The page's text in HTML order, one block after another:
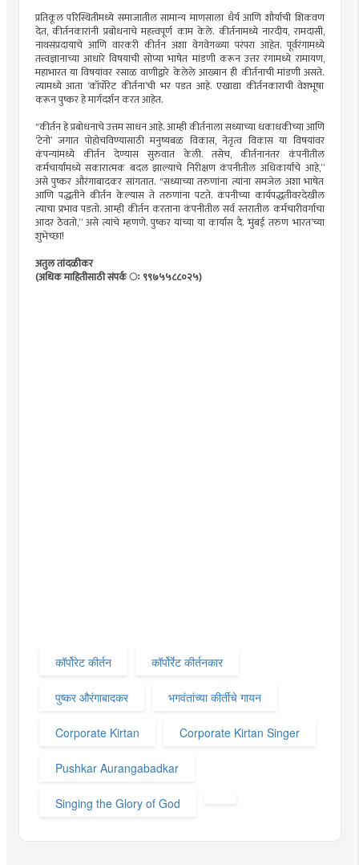
प्रतिकूल परिस्थितीमध्ये समाजातील सामान्य माणसाला धैर्य आणि शौर्याची शिकवण
देत, कीर्तनकारांनी प्रबोधनाचे महत्त्वपूर्ण काम केले. कीर्तनामध्ये नारदीय, रामदासी,
नाथसंप्रदायाचे आणि वारकरी कीर्तन अशा वेगवेगळ्या परंपरा आहेत. पूर्वरंगामध्ये
तत्त्वज्ञानाच्या आधारे विषयाची सोप्या भाषेत मांडणी करून उत्तर रंगामध्ये रामायण,
महाभारत या विषयांवर रसाळ वाणीद्वारे केलेले आख्यान ही कीर्तनाची मांडणी असते.
त्यामध्ये आता ‘कॉर्पोरेट कीर्तना’ची भर पडत आहे. एखाद्या कीर्तनकाराची वेशभूषा
करून पुष्कर हे मार्गदर्शन करत आहेत.
"कीर्तन हे प्रबोधनाचे उत्तम साधन आहे. आम्ही कीर्तनाला सध्याच्या धकाधकीच्या आणि
‘टेनो’ जगात पोहोचविण्यासाठी मनुष्यबळ विकास, नेतृत्व विकास या विषयांवर
कंपन्यांमध्ये कीर्तन देण्यास सुरुवात केली. तसेच, कीर्तनानंतर कंपनीतील
कर्मचार्यांमध्ये सकारात्मक बदल झाल्याचे निरीक्षण कंपनीतील अधिकार्यांचे आहे,”
असे पुष्कर औरंगाबादकर सांगतात. "सध्याच्या तरुणांना त्यांना समजेल अशा भाषेत
आणि पद्धतीने कीर्तन केल्यास ते तरुणांना पटते. कंपनीच्या कार्यपद्धतीवरदेखील
त्याचा प्रभाव पडतो. आम्ही कीर्तन करताना कंपनीतील सर्व स्तरातील कर्मचारीवर्गाचा
आदर ठेवतो,” असे त्यांचे म्हणणे. पुष्कर यांच्या या कार्यास दै. ‘मुंबई तरुण भारत’च्या
शुभेच्छा!
अतुल तांदळीकर
(अधिक माहितीसाठी संपर्क ः ९९७५५८८०२५)
कॉर्पोरेट कीर्तन कॉर्पोर्रेट कीर्तनकार
पुष्कर औरंगाबादकर भगवंतांच्या कीर्तीचे गायन
Corporate Kirtan Corporate Kirtan Singer
Pushkar Aurangabadkar
Singing the Glory of God